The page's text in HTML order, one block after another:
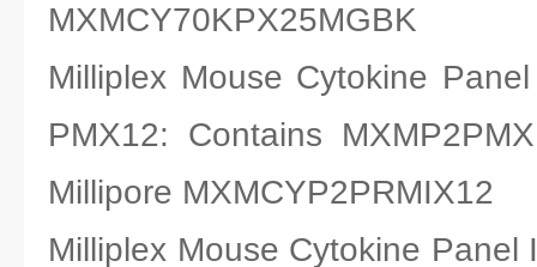
MXMCY70KPX25MGBK
Milliplex Mouse Cytokine
PMX12: Contains
Millipore MXMCYP2PRMIX12
Milliplex Mouse Cytokine Panel